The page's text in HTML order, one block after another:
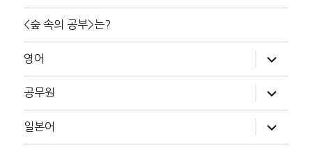
<숲 속의 공부>는?
영어
위
메
확
장
공무원
위
메
확
장
일본어
위
메